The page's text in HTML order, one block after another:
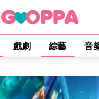
戲劇 綜藝 音